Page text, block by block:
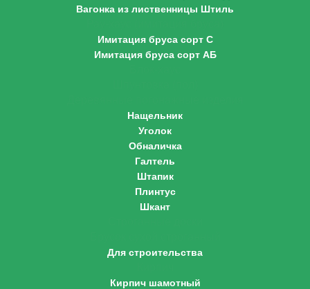
Вагонка из лиственницы Штиль
Имитация бруса сорт С
Имитация бруса сорт АБ
Нащельник
Уголок
Обналичка
Галтель
Штапик
Плинтус
Шкант
Для строительства
Кирпич шамотный